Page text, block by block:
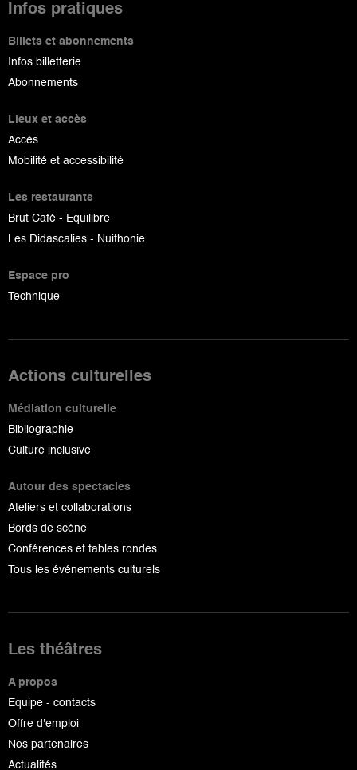
Infos pratiques
Billets et abonnements
Infos billetterie
Abonnements
Lieux et accès
Accès
Mobilité et accessibilité
Les restaurants
Brut Café - Equilibre
Les Didascalies - Nuithonie
Espace pro
Technique
Actions culturelles
Médiation culturelle
Bibliographie
Culture inclusive
Autour des spectacles
Ateliers et collaborations
Bords de scène
Conférences et tables rondes
Tous les événements culturels
Les théâtres
A propos
Equipe - contacts
Offre d'emploi
Nos partenaires
Actualités